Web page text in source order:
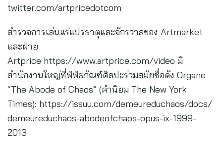
twitter.com/artpricedotcom
สำรวจการเล่นแร่แปรธาตุและจักรวาลของ Artmarket
และฝ่าย
Artprice https://www.artprice.com/video มี
สำนักงานใหญ่ที่พิพิธภัณฑ์ศิลปะร่วมสมัยชื่อดัง Organe
“The Abode of Chaos” (คำนิยม The New York
Times): https://issuu.com/demeureduchaos/docs/
demeureduchaos-abodeofchaos-opus-ix-1999-
2013